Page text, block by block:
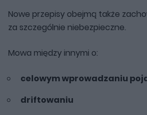
Nowe przepisy obejmą także
za szczególnie niebezpieczne.
Mowa między innymi o:
celowym wprowadzaniu
driftowaniu